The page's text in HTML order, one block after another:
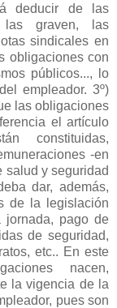
deducir de las
las graven, las
sindicales en
obligaciones con
públicos..., lo
empleador. 3º)
las obligaciones
el artículo
constituidas,
-en
salud y seguridad
dar, además,
de la legislación
jornada, pago de
de seguridad,
etc.. En este
nacen,
la vigencia de la
pues son